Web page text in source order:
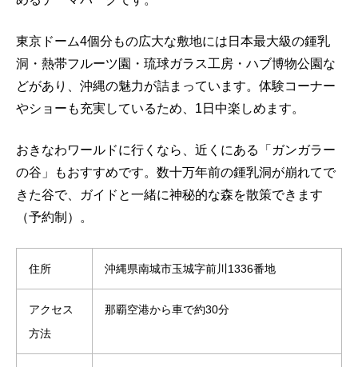
東京ドーム4個分もの広大な敷地には日本最大級の鍾乳
洞・熱帯フルーツ園・琉球ガラス工房・ハブ博物公園な
どがあり、沖縄の魅力が詰まっています。体験コーナー
やショーも充実しているため、1日中楽しめます。
おきなわワールドに行くなら、近くにある「ガンガラー
の谷」もおすすめです。数十万年前の鍾乳洞が崩れてで
きた谷で、ガイドと一緒に神秘的な森を散策できます
（予約制）。
住所 沖縄県南城市玉城字前川1336番地
アクセス
方法
那覇空港から車で約30分